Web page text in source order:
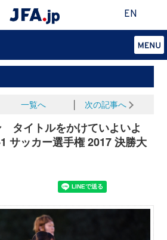
EN
一覧へ 次の記事へ
タイトルをかけていよいよ
サッカー選手権 2017 決勝大